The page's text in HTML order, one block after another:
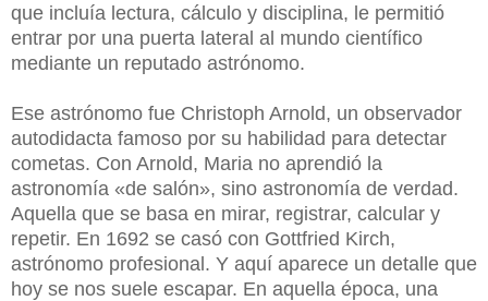
que incluía lectura, cálculo y disciplina, le permitió
entrar por una puerta lateral al mundo científico
mediante un reputado astrónomo.
Ese astrónomo fue Christoph Arnold, un observador
autodidacta famoso por su habilidad para detectar
cometas. Con Arnold, Maria no aprendió la
astronomía «de salón», sino astronomía de verdad.
Aquella que se basa en mirar, registrar, calcular y
repetir. En 1692 se casó con Gottfried Kirch,
astrónomo profesional. Y aquí aparece un detalle que
hoy se nos suele escapar. En aquella época, una